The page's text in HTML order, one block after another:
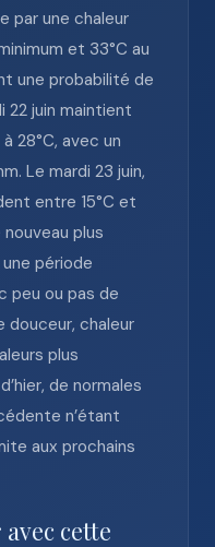
par une chaleur
et 33°C au
une probabilité de
22 juin maintient
28°C, avec un
Le mardi 23 juin,
entre 15°C et
plus
période
peu ou pas de
douceur, chaleur
plus
de normales
n’étant
aux prochains
cette